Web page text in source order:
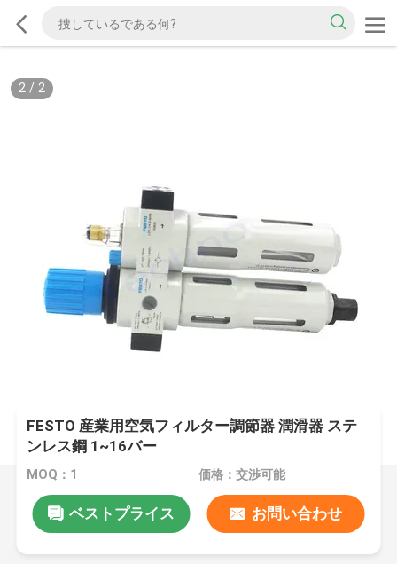
2/ 2
FESTO 産業用空気フィルター調節器 潤滑器 ステ
ンレス鋼 1~16バー
MOQ：1 価格：交渉可能
ベストプライス お問い合わせ